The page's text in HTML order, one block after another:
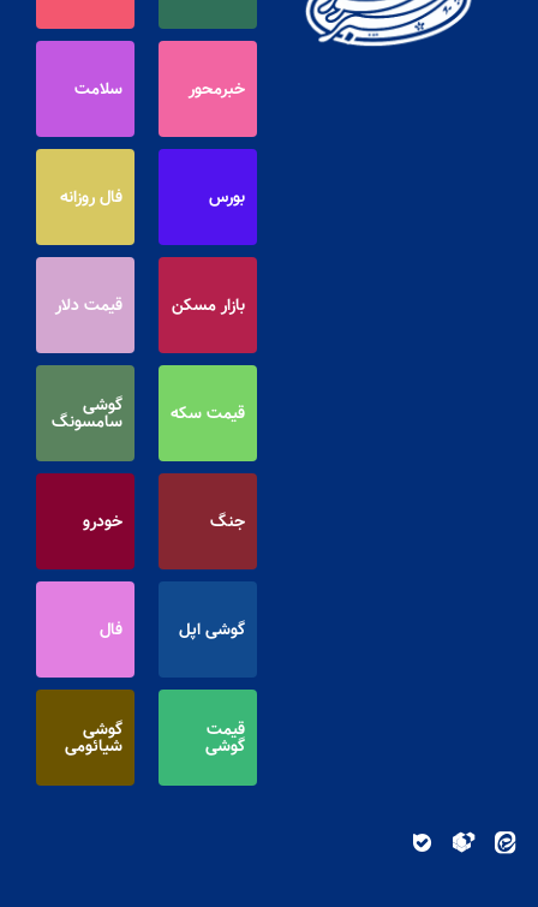
خبرمحور سلامت
بورس فال روزانه
بازار مسکن قیمت دلار
قیمت سکه گوشی
سامسونگ
جنگ خودرو
گوشی اپل فال
قیمت
گوشی
گوشی
شیائومی